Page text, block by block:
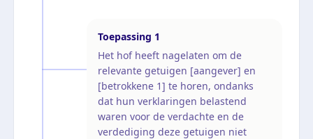
Toepassing 1
Het hof heeft nagelaten om de
relevante getuigen [aangever] en
[betrokkene 1] te horen, ondanks
dat hun verklaringen belastend
waren voor de verdachte en de
verdediging deze getuigen niet